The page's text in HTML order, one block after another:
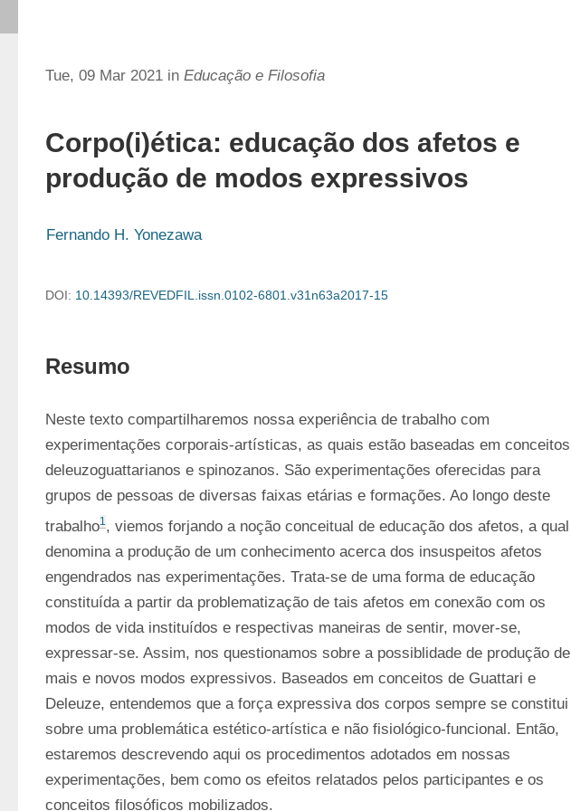
Tue, 09 Mar 2021 in Educação e Filosofia
Corpo(i)ética: educação dos afetos e
produção de modos expressivos
Fernando H. Yonezawa
DOI: 10.14393/REVEDFIL.issn.0102-6801.v31n63a2017-15
Resumo
Neste texto compartilharemos nossa experiência de trabalho com
experimentações corporais-artísticas, as quais estão baseadas em conceitos
deleuzoguattarianos e spinozanos. São experimentações oferecidas para
grupos de pessoas de diversas faixas etárias e formações. Ao longo deste
trabalho1, viemos forjando a noção conceitual de educação dos afetos, a qual
denomina a produção de um conhecimento acerca dos insuspeitos afetos
engendrados nas experimentações. Trata-se de uma forma de educação
constituída a partir da problematização de tais afetos em conexão com os
modos de vida instituídos e respectivas maneiras de sentir, mover-se,
expressar-se. Assim, nos questionamos sobre a possiblidade de produção de
mais e novos modos expressivos. Baseados em conceitos de Guattari e
Deleuze, entendemos que a força expressiva dos corpos sempre se constitui
sobre uma problemática estético-artística e não fisiológico-funcional. Então,
estaremos descrevendo aqui os procedimentos adotados em nossas
experimentações, bem como os efeitos relatados pelos participantes e os
conceitos filosóficos mobilizados.